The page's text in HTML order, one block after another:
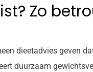
Zo
dieetadvies geven
duurzaam